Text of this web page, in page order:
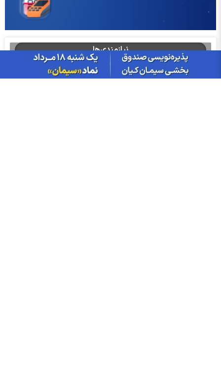
نیازمندی‌ها
ایران بروکر؛ مرجع بررسی بروکر و صرافی آموزش ارز دیجیتال در مشهد